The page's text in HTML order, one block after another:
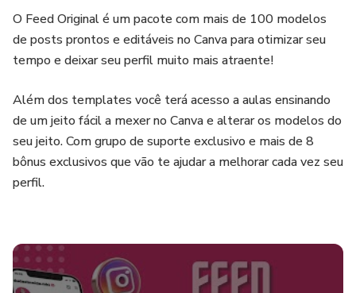
O Feed Original é um pacote com mais de 100 modelos
de posts prontos e editáveis no Canva para otimizar seu
tempo e deixar seu perfil muito mais atraente!
Além dos templates você terá acesso a aulas ensinando
de um jeito fácil a mexer no Canva e alterar os modelos do
seu jeito. Com grupo de suporte exclusivo e mais de 8
bônus exclusivos que vão te ajudar a melhorar cada vez seu
perfil.